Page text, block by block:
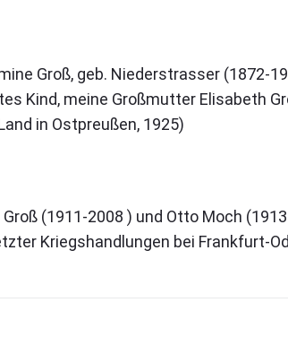
Groß, geb. Niederstrasser (1872-
Kind, meine Großmutter Elisabeth
in Ostpreußen, 1925)
(1911-2008 ) und Otto Moch
Kriegshandlungen bei Frankfurt-